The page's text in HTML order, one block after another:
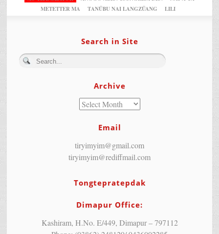
METETTER MA
TANÜBU NAI LANGZÜANG LILI
Search in Site
Archive
Email
tiryimyim@gmail.com
tiryimyim@rediffmail.com
Tongtepratepdak
Dimapur Office:
Kashiram, H.No. E/449, Dimapur – 797112